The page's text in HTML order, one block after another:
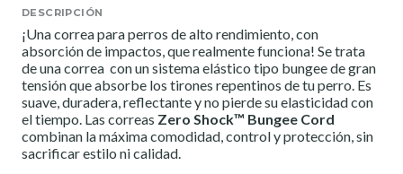
DESCRIPCIÓN
¡Una correa para perros de alto rendimiento, con
absorción de impactos, que realmente funciona! Se trata
de una correa con un sistema elástico tipo bungee de gran
tensión que absorbe los tirones repentinos de tu perro. Es
suave, duradera, reflectante y no pierde su elasticidad con
el tiempo. Las correas Zero Shock™ Bungee Cord
combinan la máxima comodidad, control y protección, sin
sacrificar estilo ni calidad.